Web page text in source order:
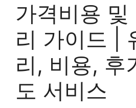
가격비용 및
리 가이드 |
리, 비용, 후
도 서비스